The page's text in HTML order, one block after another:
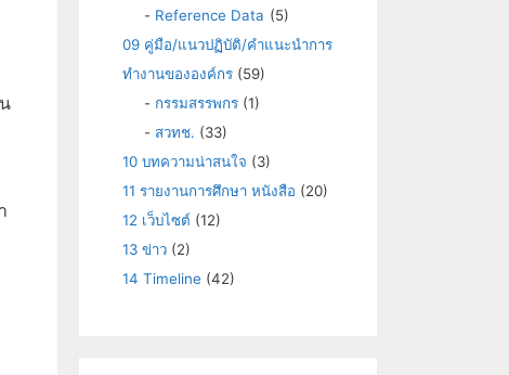
- Reference Data (5)
09 คู่มือ/แนวปฏิบัติ/คำแนะนำการ
ทำงานขององค์กร (59)
- กรรมสรรพกร (1)
- สวทช. (33)
10 บทความน่าสนใจ (3)
11 รายงานการศึกษา หนังสือ (20)
12 เว็บไซต์ (12)
13 ข่าว (2)
14 Timeline (42)